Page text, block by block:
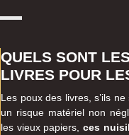
QUELS SONT
LIVRES POUR
Les poux des livres, s’ils
un risque matériel non
les vieux papiers,ces